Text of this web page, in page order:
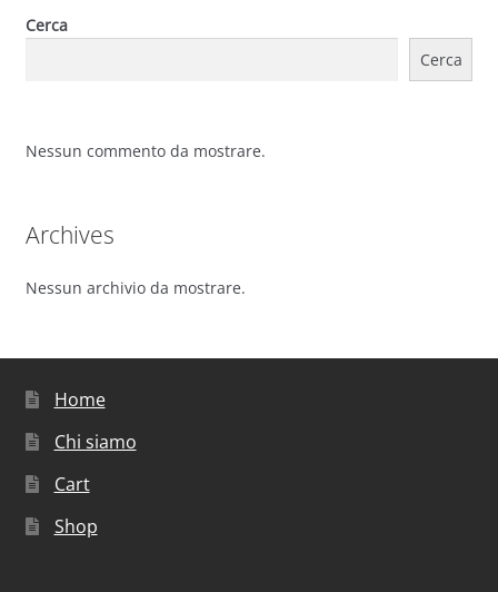
Cerca
Cerca
Nessun commento da mostrare.
Archives
Nessun archivio da mostrare.
Home
Chi siamo
Cart
Shop